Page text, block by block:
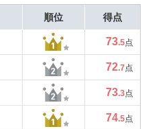
順位 得点
73.5点
72.7点
73.3点
74.5点